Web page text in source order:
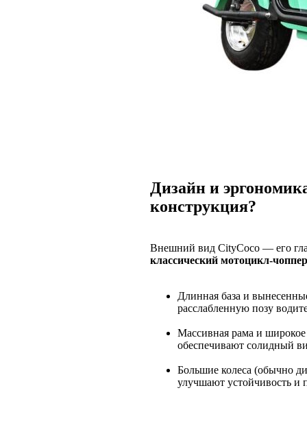
Дизайн и
конструкция?
Внешний вид CityCoco — его
классический мотоцикл-
Длинная база и
расслабленную позу
Массивная рама и широкое
обеспечивают солидный
Большие колеса (обычно
улучшают устойчивость и